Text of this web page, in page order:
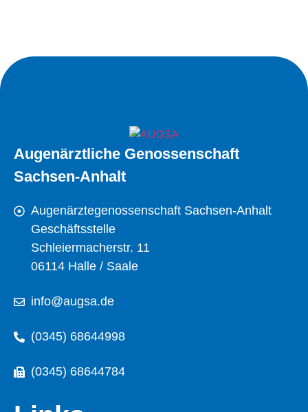
Augenärztliche Genossenschaft
Sachsen-Anhalt
Augenärztegenossenschaft Sachsen-Anhalt
Geschäftsstelle
Schleiermacherstr. 11
06114 Halle / Saale
info@augsa.de
(0345) 68644998
(0345) 68644784